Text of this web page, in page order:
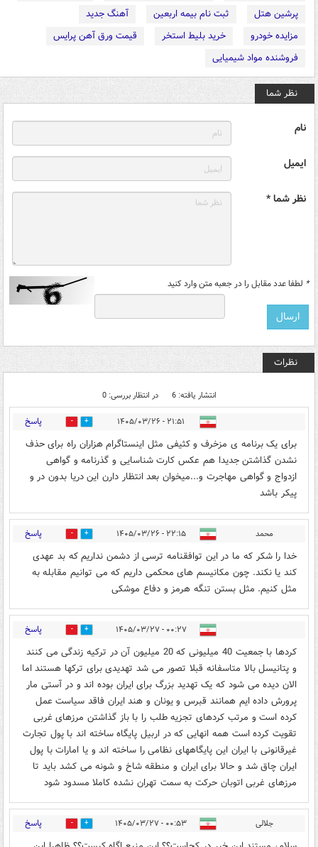
پرشین هتل ثبت نام بیمه اربعین
آهنگ جدید
مزایده خودرو
خرید بلیط استخر
قیمت ورق آهن پرایس
فروشنده مواد شیمیایی
نظر شما
نام
ایمیل
نظر شما *
* لطفا عدد مقابل را در جعبه متن وارد کنید
نظرات
انتشار یافته: 6 در انتظار بررسی: 0
۲۱:۵۱ - ۱۴۰۵/۰۳/۲۶ 1 پاسخ
برای یک برنامه ی مزخرف و کثیفی مثل اینستاگرام هزاران راه برای حذف
نشدن گذاشتن جدیدا هم عکس کارت شناسایی و گذرنامه و گواهی
ازدواج و گواهی مهاجرت و...میخوان بعد انتظار دارن این دریا بدون در و
پیکر باشد
محمد ۲۲:۱۵ - ۱۴۰۵/۰۳/۲۶ 0 پاسخ
خدا را شکر که ما در این توافقنامه ترسی از دشمن نداریم که بد عهدی
کند یا نکند. چون مکانیسم های محکمی داریم که می توانیم مقابله به
مثل کنیم. مثل بستن تنگه هرمز و دفاع موشکی
۰۰:۲۷ - ۱۴۰۵/۰۳/۲۷ 0 پاسخ
کردها با جمعیت 40 میلیونی که 20 میلیون آن در ترکیه زندگی می کنند
و پتانیسل بالا متاسفانه قبلا تصور می شد تهدیدی برای ترکها هستند اما
الان دیده می شود که یک تهدید بزرگ برای ایران بوده اند و در آستی مار
پرورش داده ایم همانند قبرس و یونان و هند ایران فاقد سیاست عمل
کرده است و مرتب کردهای تجزیه طلب را با باز گذاشتن مرزهای غربی
تقویت کرده است همه انهایی که در اربیل پایگاه ساخته اند با پول تجارت
غیرقانونی با ایران این پایگاههای نظامی را ساخته اند و یا امارات با پول
ایران چاق شد و حالا برای ایران و منطقه شاخ و شونه می کشد باید تا
مرزهای غربی اتوبان حرکت به سمت تهران نشده کاملا مسدود شود
جلالی ۰۰:۵۳ - ۱۴۰۵/۰۳/۲۷ 0 پاسخ